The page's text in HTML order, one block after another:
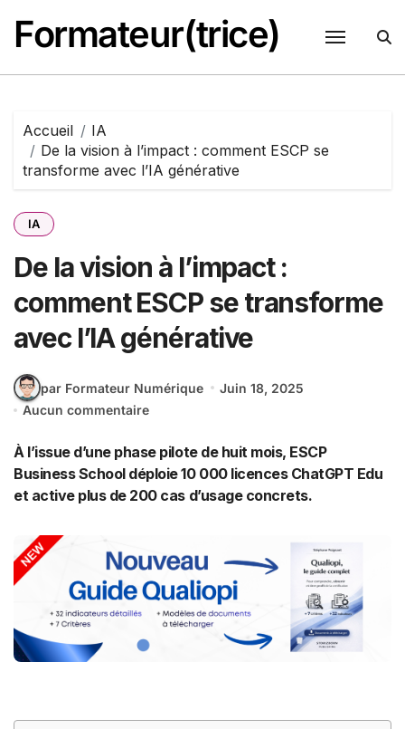
contenu
Formateur(trice)
Accueil
IA
De la vision à l’impact : comment ESCP se
transforme avec l’IA générative
IA
De la vision à l’impact :
comment ESCP se transforme
avec l’IA générative
par Formateur Numérique
Juin 18, 2025
Aucun commentaire
À l’issue d’une phase pilote de huit mois, ESCP
Business School déploie 10 000 licences ChatGPT Edu
et active plus de 200 cas d’usage concrets.